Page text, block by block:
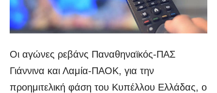
Οι αγώνες ρεβάνς Παναθηναϊκός-ΠΑΣ
Γιάννινα και Λαμία-ΠΑΟΚ, για την
προημιτελική φάση του Κυπέλλου Ελλάδας, ο